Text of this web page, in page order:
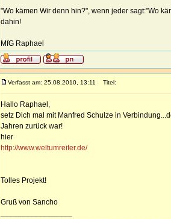
"Wo kämen Wir denn hin?", wenn jeder sagt:"Wo
dahin!
MfG Raphael
Verfasst am: 25.08.2010, 13:11 Titel:
Hallo Raphael,
setz Dich mal mit Manfred Schulze in
Jahren zurück war!
hier
http://www.weltumreiter.de/
Tolles Projekt!
Gruß von Sancho